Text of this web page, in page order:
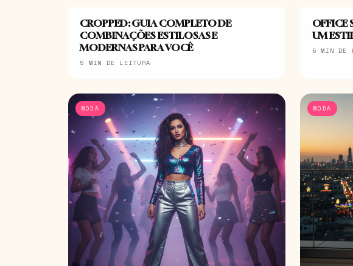
CROPPED: GUIA COMPLETO DE
COMBINAÇÕES ESTILOSAS E
MODERNAS PARA VOCÊ
5 MIN DE LEITURA
OFFICE
UM
5 MIN DE
MODA MODA